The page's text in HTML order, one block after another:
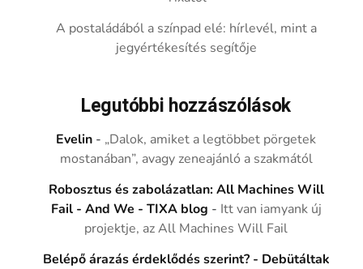
A postaládából a színpad elé: hírlevél, mint a
jegyértékesítés segítője
Legutóbbi hozzászólások
Evelin - „Dalok, amiket a legtöbbet pörgetek
mostanában”, avagy zeneajánló a szakmától
Robosztus és zabolázatlan: All Machines Will
Fail - And We - TIXA blog - Itt van iamyank új
projektje, az All Machines Will Fail
Belépő árazás érdeklődés szerint? - Debütáltak